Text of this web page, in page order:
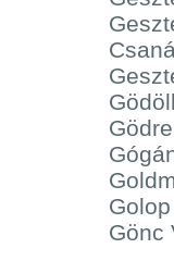
Gönc